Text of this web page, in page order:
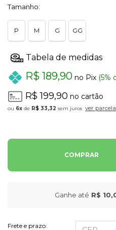
Tamanho:
P M G GG
R$ 189,90 no Pix (5%
R$ 199,90 no cartão
6x de R$ 33,32 sem juros ver
COMPRAR
Ganhe até R$
Frete e prazo: